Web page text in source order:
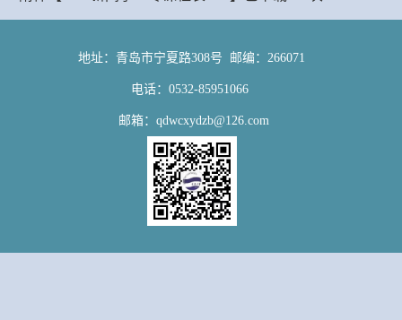
地址：青岛市宁夏路308号 邮编：266071
电话：0532-85951066
邮箱：qdwcxydzb@126.com